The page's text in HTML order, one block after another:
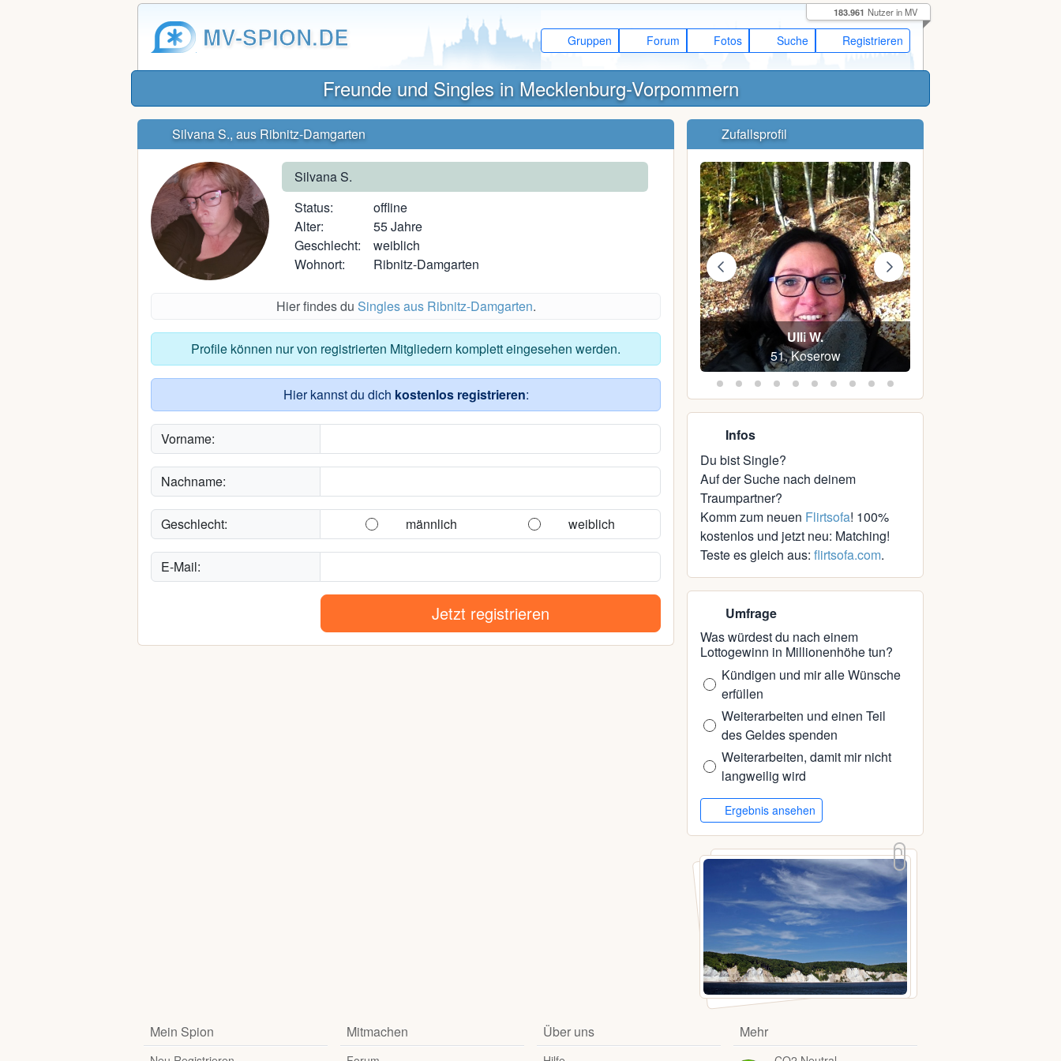
MV-SPION.DE Gruppen Forum Fotos Suche Registrieren
183.961 Nutzer in MV
Freunde und Singles in Mecklenburg-Vorpommern
Silvana S., aus Ribnitz-Damgarten
Silvana S.
Status:
offline
Alter:
55 Jahre
Geschlecht:
weiblich
Wohnort:
Ribnitz-Damgarten
Hier findes du Singles aus Ribnitz-Damgarten.
Profile können nur von registrierten Mitgliedern komplett eingesehen werden.
Hier kannst du dich kostenlos registrieren:
Vorname:
Nachname:
Geschlecht: männlich weiblich
E-Mail:
Jetzt registrieren
Zufallsprofil
Ulli W.
51, Koserow
Scotchsoda
39, Rostock
Infos
Du bist Single?
Auf der Suche nach deinem
Traumpartner?
Komm zum neuen Flirtsofa! 100%
kostenlos und jetzt neu: Matching!
Teste es gleich aus: flirtsofa.com.
Umfrage
Was würdest du nach einem
Lottogewinn in Millionenhöhe tun?
Kündigen und mir alle Wünsche
erfüllen
Weiterarbeiten und einen Teil
des Geldes spenden
Weiterarbeiten, damit mir nicht
langweilig wird
Ergebnis ansehen
Mein Spion Mitmachen Über uns Mehr